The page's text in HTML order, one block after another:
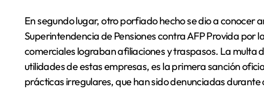
En segundo lugar, otro porfiado hecho se dio a conocer
Superintendencia de Pensiones contra AFP Provida por
comerciales lograban afiliaciones y traspasos. La multa
utilidades de estas empresas, es la primera sanción
prácticas irregulares, que han sido denunciadas